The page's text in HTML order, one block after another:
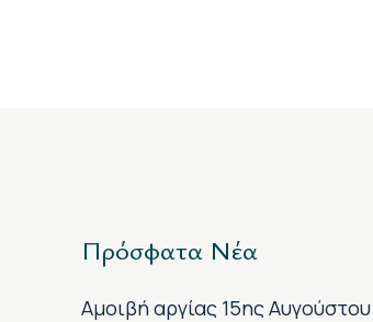
Πρόσφατα Νέα
Αμοιβή αργίας 15ης Αυγούστου